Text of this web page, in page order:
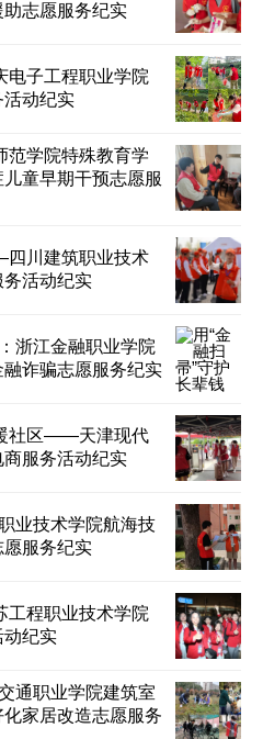
志愿服务纪实
子工程职业学院
活动纪实
范学院特殊教育学
童早期干预志愿服
川建筑职业技术
活动纪实
浙江金融职业学院
诈骗志愿服务纪实
社区——天津现代
服务活动纪实
业技术学院航海技
服务纪实
程职业技术学院
动纪实
通职业学院建筑室
家居改造志愿服务